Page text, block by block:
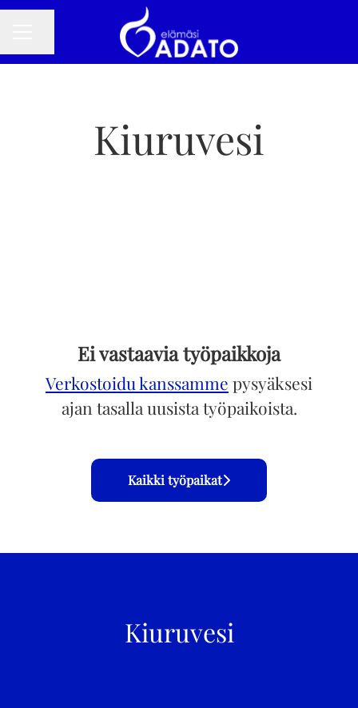
Kiuruvesi
Ei vastaavia työpaikkoja
Verkostoidu kanssamme pysyäksesi
ajan tasalla uusista työpaikoista.
Kaikki työpaikat
Kiuruvesi